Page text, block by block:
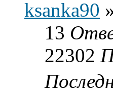
ksanka90
13
22302